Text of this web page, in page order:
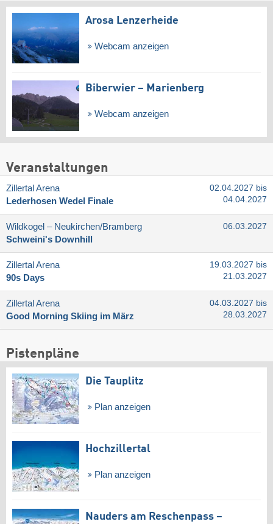
Arosa Lenzerheide
Webcam anzeigen
Biberwier – Marienberg
Webcam anzeigen
Veranstaltungen
Zillertal Arena
Lederhosen Wedel Finale
02.04.2027 bis
04.04.2027
Wildkogel – Neukirchen/​Bramberg
Schweini's Downhill
06.03.2027
Zillertal Arena
90s Days
19.03.2027 bis
21.03.2027
Zillertal Arena
Good Morning Skiing im März
04.03.2027 bis
28.03.2027
Pistenpläne
Die Tauplitz
Plan anzeigen
Hochzillertal
Plan anzeigen
Nauders am Reschenpass –